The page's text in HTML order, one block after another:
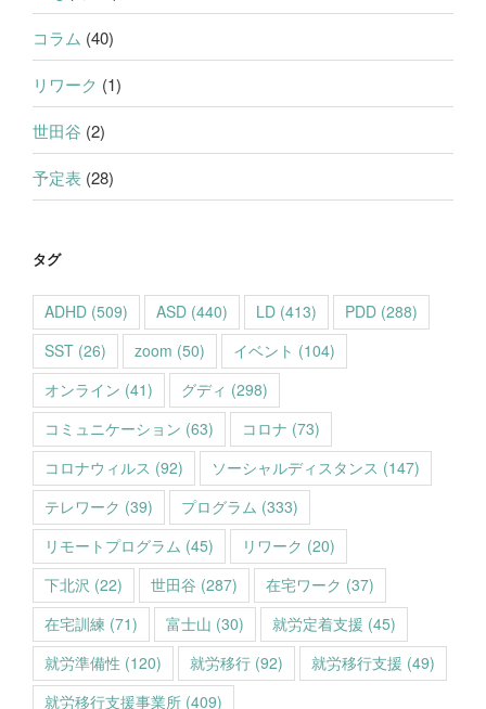
コラム (40)
リワーク (1)
世田谷 (2)
予定表 (28)
タグ
ADHD (509) ASD (440) LD (413) PDD (288)
SST (26) zoom (50) イベント (104)
オンライン (41) グディ (298)
コミュニケーション (63) コロナ (73)
コロナウィルス (92) ソーシャルディスタンス (147)
テレワーク (39) プログラム (333)
リモートプログラム (45) リワーク (20)
下北沢 (22) 世田谷 (287) 在宅ワーク (37)
在宅訓練 (71) 富士山 (30) 就労定着支援 (45)
就労準備性 (120) 就労移行 (92) 就労移行支援 (49)
就労移行支援事業所 (409)